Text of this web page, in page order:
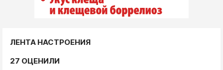
ЛЕНТА НАСТРОЕНИЯ
27 ОЦЕНИЛИ